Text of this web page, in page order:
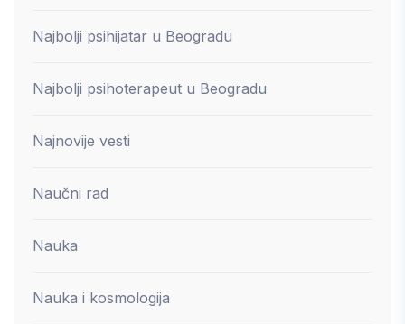
Najbolji psihijatar u Beogradu
Najbolji psihoterapeut u Beogradu
Najnovije vesti
Naučni rad
Nauka
Nauka i kosmologija